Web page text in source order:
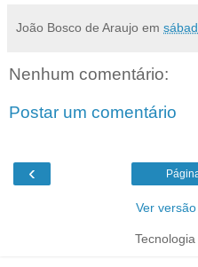
João Bosco de Araujo em
Nenhum comentário:
Postar um comentário
‹
Ver